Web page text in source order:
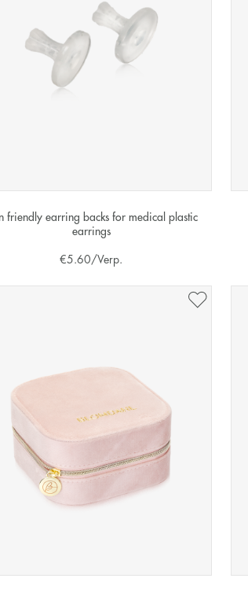
friendly earring backs for medical plastic
earrings
€5.60/Verp.